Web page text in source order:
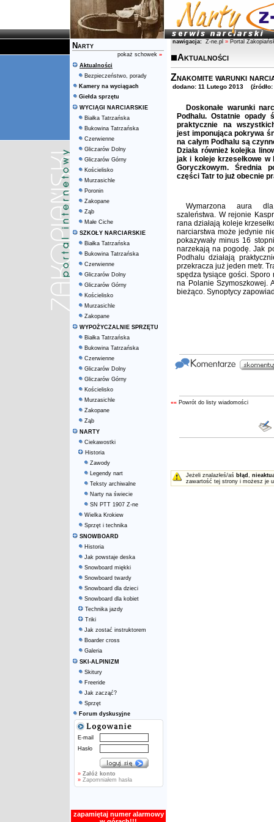
Narty
pokaż schowek »
Aktualności
Bezpieczeństwo, porady
Kamery na wyciągach
Giełda sprzętu
WYCIĄGI NARCIARSKIE
Białka Tatrzańska
Bukowina Tatrzańska
Czerwienne
Gliczarów Dolny
Gliczarów Górny
Kościelisko
Murzasichle
Poronin
Zakopane
Ząb
Małe Ciche
SZKOŁY NARCIARSKIE
Białka Tatrzańska
Bukowina Tatrzańska
Czerwienne
Gliczarów Dolny
Gliczarów Górny
Kościelisko
Murzasichle
Zakopane
WYPOŻYCZALNIE SPRZĘTU
Białka Tatrzańska
Bukowina Tatrzańska
Czerwienne
Gliczarów Dolny
Gliczarów Górny
Kościelisko
Murzasichle
Zakopane
Ząb
NARTY
Ciekawostki
Historia
Zawody
Legendy nart
Teksty archiwalne
Narty na świecie
SN PTT 1907 Z-ne
Wielka Krokiew
Sprzęt i technika
SNOWBOARD
Historia
Jak powstaje deska
Snowboard miękki
Snowboard twardy
Snowboard dla dzieci
Snowboard dla kobiet
Technika jazdy
Triki
Jak zostać instruktorem
Boarder cross
Galeria
SKI-ALPINIZM
Skitury
Freeride
Jak zacząć?
Sprzęt
Forum dyskusyjne
E-mail
Hasło
» Załóż konto
»Zapomniałem hasła
zapamiętaj numer alarmowy
nawigacja: Z-ne.pl » Portal
Aktualności
Znakomite warunki
dodano: 11 Lutego 2013
Doskonałe warunki
Podhalu. Ostatnie opady
praktycznie na
jest imponująca pokrywa
na całym Podhalu są
Działa również kolejka
jak i koleje krzesełkowe w
Goryczkowym. Średnia
części Tatr to już obecnie
Wymarzona aura
szaleństwa. W rejonie
rana działają koleje
narciarstwa może jedynie
pokazywały minus 16
narzekają na pogodę. Jak
Podhalu działają
przekracza już jeden metr.
spędza tysiące gości. Sporo
na Polanie Szymoszkowej.
bieżąco. Synoptycy
«« Powrót do listy wiadomości
Jeżeli znalazłeś/aś błąd ,
zawartość tej strony i możesz je